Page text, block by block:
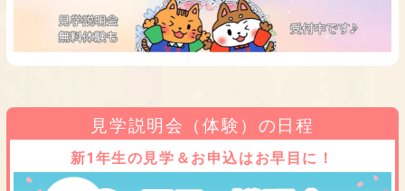
見学説明会（体験）の日程
新1年生の見学＆お申込はお早目に！